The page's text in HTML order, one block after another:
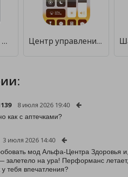
Такси ЦЕНТР 51 Мончегорск [Unlocked] Центр управления iOS 15 [Без рекламы]
8 июля 2026 19:40
как с аптечками?
3 июля 2026 14:40
мод Альфа-Центра Здоровья и,
залетело на ура! Перформанс
у тебя впечатления?